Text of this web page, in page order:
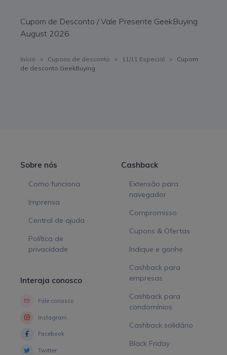
Cupom de Desconto / Vale Presente GeekBuying
August 2026
Início > Cupons de desconto > 11/11 Especial >
Cupom
de desconto GeekBuying
Sobre nós
Como funciona
Imprensa
Central de ajuda
Política de
privacidade
Interaja conosco
Fale conosco
Instagram
Facebook
Twitter
Cashback
Extensão para
navegador
Compromisso
Cupons & Ofertas
Indique e ganhe
Cashback para
empresas
Cashback para
condomínios
Cashback solidário
Black Friday